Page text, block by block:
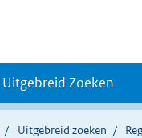
Uitgebreid Zoeken
Uitgebreid zoeken